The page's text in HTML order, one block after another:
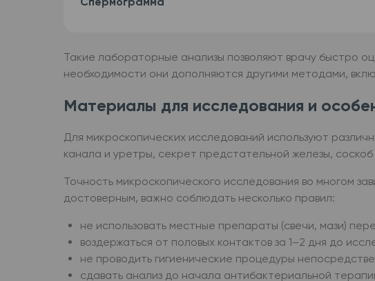
Такие лабораторные анализы позволяют врачу быстро
необходимости они дополняются другими методами,
Материалы для исследования и
Для микроскопических исследований используют
канала и уретры, секрет предстательной железы,
Точность микроскопического исследования во многом
достоверным, важно соблюдать несколько правил:
не использовать местные препараты (свечи, мази)
воздержаться от половых контактов за 1–2 дня до
не проводить гигиенические процедуры
сдавать анализ до начала антибактериальной